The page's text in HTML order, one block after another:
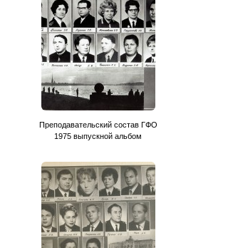
Преподавательский состав ГФО
1975 выпускной альбом